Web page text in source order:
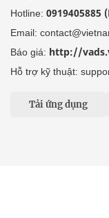
Hotline: 0919405885
Email:
Báo giá: http://
Hỗ trợ kỹ thuật:
Tải ứng dụng